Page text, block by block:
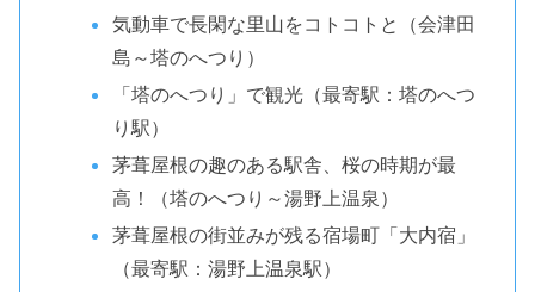
気動車で長閑な里山をコトコトと（会津田
島～塔のへつり）
「塔のへつり」で観光（最寄駅：塔のへつ
り駅）
茅葺屋根の趣のある駅舎、桜の時期が最
高！（塔のへつり～湯野上温泉）
茅葺屋根の街並みが残る宿場町「大内宿」
（最寄駅：湯野上温泉駅）